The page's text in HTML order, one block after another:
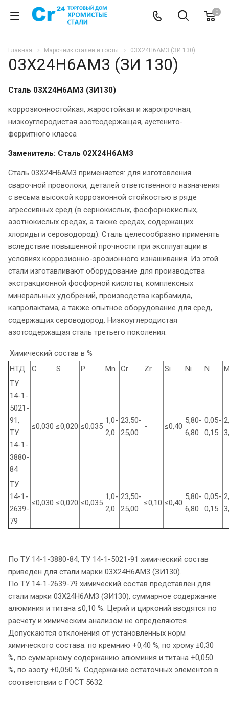
0
Главная Марочник сталей и госты 03Х24Н6АМ3 (ЗИ 130)
03Х24Н6АМ3 (ЗИ 130)
Сталь 03Х24Н6АМ3 (ЗИ130)
коррозионностойкая, жаростойкая и жаропрочная,
низкоуглеродистая азотсодержащая, аустенито-
ферритного класса
Заменитель: Сталь 02Х24Н6АМ3
Сталь 03Х24Н6АМ3 применяется: для изготовления
сварочной проволоки, деталей ответственного назначения
с весьма высокой коррозионной стойкостью в ряде
агрессивных сред (в сернокислых, фосфорнокислых,
азотнокислых средах, а также средах, содержащих
хлориды и сероводород). Сталь целесообразно применять
вследствие повышенной прочности при эксплуатации в
условиях коррозионно-эрозионного изнашивания. Из этой
стали изготавливают оборудование для производства
экстракционной фосфорной кислоты, комплексных
минеральных удобрений, производства карбамида,
капролактама, а также опытное оборудование для сред,
содержащих сероводород. Низкоуглеродистая
азотсодержащая сталь третьего поколения.
Химический состав в %
НТД
C S P Mn Cr Zr Si Ni N
ТУ
14-1-
5021-
91,
ТУ
14-1-
3880-
84
≤0,030 ≤0,020 ≤0,035
1,0-
2,0
23,50-
25,00
- ≤0,40
5,80-
6,80
0,05-
0,15
ТУ
14-1-
2639-
79
≤0,030 ≤0,020 ≤0,035
1,0-
2,0
23,50-
25,00
≤0,10 ≤0,40
5,80-
6,80
0,05-
0,15
По ТУ 14-1-3880-84, ТУ 14-1-5021-91 химический состав
приведен для стали марки 03Х24Н6АМ3 (ЗИ130).
По ТУ 14-1-2639-79 химический состав представлен для
стали марки 03Х24Н6АМ3 (ЗИ130), суммарное содержание
алюминия и титана ≤0,10 %. Церий и цирконий вводятся по
расчету и химическим анализом не определяются.
Допускаются отклонения от установленных норм
химического состава: по кремнию +0,40 %, по хрому ±0,30
%, по суммарному содержанию алюминия и титана +0,050
%, по азоту +0,050 %. Содержание остаточных элементов в
соответствии с ГОСТ 5632.